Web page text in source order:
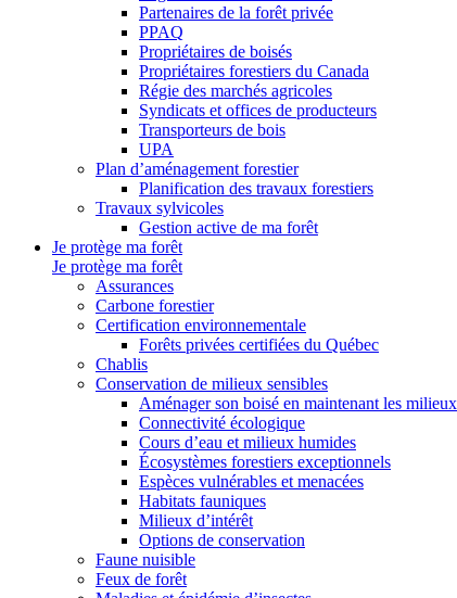
Partenaires de la forêt privée
PPAQ
Propriétaires de boisés
Propriétaires forestiers du Canada
Régie des marchés agricoles
Syndicats et offices de producteurs
Transporteurs de bois
UPA
Plan d’aménagement forestier
Planification des travaux forestiers
Travaux sylvicoles
Gestion active de ma forêt
Je protège ma forêt
Je protège ma forêt
Assurances
Carbone forestier
Certification environnementale
Forêts privées certifiées du Québec
Chablis
Conservation de milieux sensibles
Aménager son boisé en maintenant les
Connectivité écologique
Cours d’eau et milieux humides
Écosystèmes forestiers exceptionnels
Espèces vulnérables et menacées
Habitats fauniques
Milieux d’intérêt
Options de conservation
Faune nuisible
Feux de forêt